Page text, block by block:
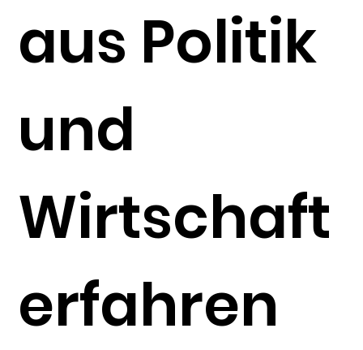
aus Politik
und
Wirtschaft
erfahren